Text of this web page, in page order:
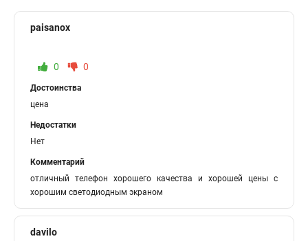
paisanox
0 0
Достоинства
цена
Недостатки
Нет
Комментарий
отличный телефон хорошего качества и хорошей цены с
хорошим светодиодным экраном
davilo